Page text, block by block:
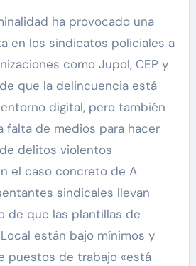
ha provocado una
en los sindicatos policiales a
como Jupol, CEP y
que la delincuencia está
digital, pero también
falta de medios para hacer
delitos violentos
el caso concreto de A
sindicales llevan
de que las plantillas de
están bajo mínimos y
puestos de trabajo «está